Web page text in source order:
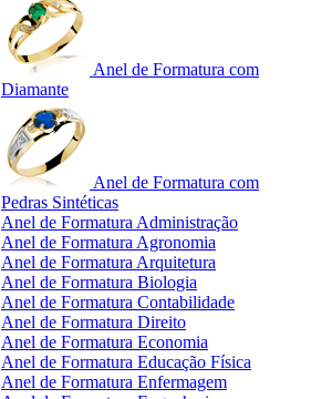
Anel de Formatura com
Diamante
Anel de Formatura com
Pedras Sintéticas
Anel de Formatura Administração
Anel de Formatura Agronomia
Anel de Formatura Arquitetura
Anel de Formatura Biologia
Anel de Formatura Contabilidade
Anel de Formatura Direito
Anel de Formatura Economia
Anel de Formatura Educação Física
Anel de Formatura Enfermagem